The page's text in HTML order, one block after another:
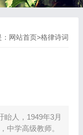
网站首页>格律诗词
眙人，1949年3月
中学高级教师。